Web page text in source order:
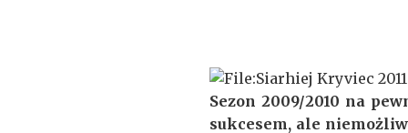
Sezon 2009/2010 na
sukcesem, ale